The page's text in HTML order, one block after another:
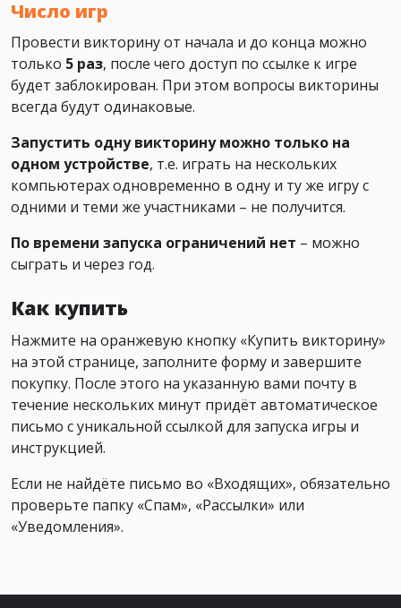
Число игр
Провести викторину от начала и до конца можно
только 5 раз, после чего доступ по ссылке к игре
будет заблокирован. При этом вопросы викторины
всегда будут одинаковые.
Запустить одну викторину можно только на
одном устройстве, т.е. играть на нескольких
компьютерах одновременно в одну и ту же игру с
одними и теми же участниками – не получится.
По времени запуска ограничений нет – можно
сыграть и через год.
Как купить
Нажмите на оранжевую кнопку «Купить викторину»
на этой странице, заполните форму и завершите
покупку. После этого на указанную вами почту в
течение нескольких минут придёт автоматическое
письмо с уникальной ссылкой для запуска игры и
инструкцией.
Если не найдёте письмо во «Входящих», обязательно
проверьте папку «Спам», «Рассылки» или
«Уведомления».